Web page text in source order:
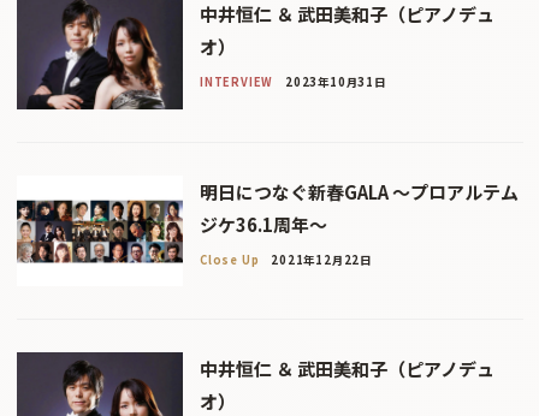
中井恒仁 ＆ 武田美和子（ピアノデュ
オ）
INTERVIEW 2023年10月31日
明日につなぐ新春GALA 〜プロアルテム
ジケ36.1周年〜
Close Up 2021年12月22日
中井恒仁 ＆ 武田美和子（ピアノデュ
オ）